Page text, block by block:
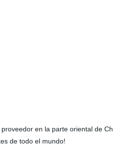
en la parte oriental de
de todo el mundo!